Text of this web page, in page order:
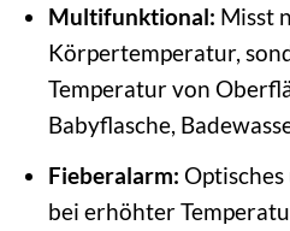
Multifunktional: Misst
Körpertemperatur,
Temperatur von
Babyflasche,
Fieberalarm:
bei erhöhter